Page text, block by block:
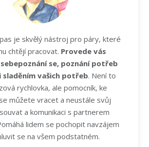
je skvělý nástroj pro páry, které
chtějí pracovat. Provede vás
se, poznání potřeb
vašich potřeb. Není to
rychlovka, ale pomocník, ke
můžete vracet a neustále svůj
a komunikaci s partnerem
lidem se pochopit navzájem
se na všem podstatném.